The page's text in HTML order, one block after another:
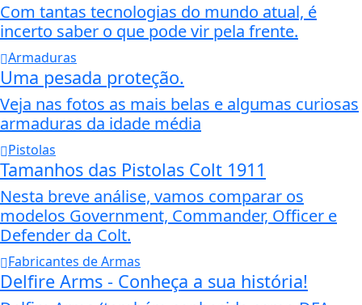
Com tantas tecnologias do mundo atual, é
incerto saber o que pode vir pela frente.
Armaduras
Uma pesada proteção.
Veja nas fotos as mais belas e algumas curiosas
armaduras da idade média
Pistolas
Tamanhos das Pistolas Colt 1911
Nesta breve análise, vamos comparar os
modelos Government, Commander, Officer e
Defender da Colt.
Fabricantes de Armas
Delfire Arms - Conheça a sua história!